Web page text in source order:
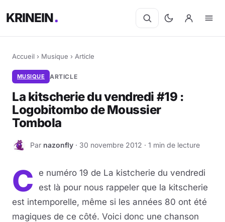
KRINEIN
Accueil › Musique › Article
MUSIQUE ARTICLE
La kitscherie du vendredi #19 :
Logobitombo de Moussier
Tombola
N Par nazonfly · 30 novembre 2012 · 1 min de lecture
C
e numéro 19 de La kistcherie du vendredi
est là pour nous rappeler que la kitscherie
est intemporelle, même si les années 80 ont été
magiques de ce côté. Voici donc une chanson